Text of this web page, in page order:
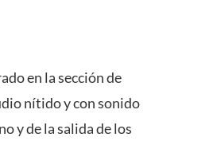
en la sección de
nítido y con sonido
y de la salida de los